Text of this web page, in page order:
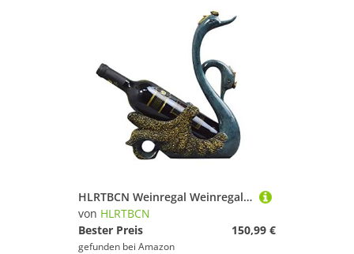
HLRTBCN Weinregal Weinregal Flaschenhalter Mode Moderne Statuen Dekor Home Furnier Wohnzimmer Dekoration Harz Kunsthandwerk Rotweinregal (Farbe: Blau) Aqiong
von HLRTBCN
Bester Preis
150,99 €
gefunden bei Amazon